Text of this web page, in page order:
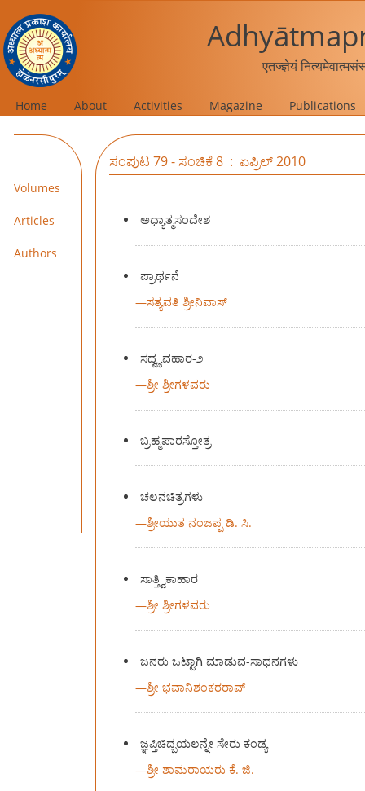
एतज्ज्ञेयं
Home About Activities Magazine Publications
Volumes
Articles
Authors
ಸಂಪುಟ 79 - ಸಂಚಿಕೆ 8 : ಏಪ್ರಿಲ್‍ 2010
ಅಧ್ಯಾತ್ಮಸಂದೇಶ
ಪ್ರಾರ್ಥನೆ
—ಸತ್ಯವತಿ ಶ್ರೀನಿವಾಸ್‍
ಸದ್ವ್ಯವಹಾರ-೨
—ಶ್ರೀ ಶ್ರೀಗಳವರು
ಬ್ರಹ್ಮಪಾರಸ್ತೋತ್ರ
ಚಲನಚಿತ್ರಗಳು
—ಶ್ರೀಯುತ ನಂಜಪ್ಪ ಡಿ. ಸಿ.
ಸಾತ್ತ್ವಿಕಾಹಾರ
—ಶ್ರೀ ಶ್ರೀಗಳವರು
ಜನರು ಒಟ್ಟಾಗಿ ಮಾಡುವ-ಸಾಧನಗಳು
—ಶ್ರೀ ಭವಾನಿಶಂಕರರಾವ್‍‍
ಜ್ಞಪ್ತಿಚಿದ್ಬಯಲನ್ನೇ ಸೇರು ಕಂಡ್ಯ
—ಶ್ರೀ ಶಾಮರಾಯರು ಕೆ. ಜಿ.